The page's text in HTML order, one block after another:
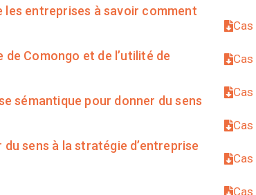
les entreprises à savoir comment
Comongo et de l’utilité de
sémantique pour donner du sens
sens à la stratégie d’entreprise